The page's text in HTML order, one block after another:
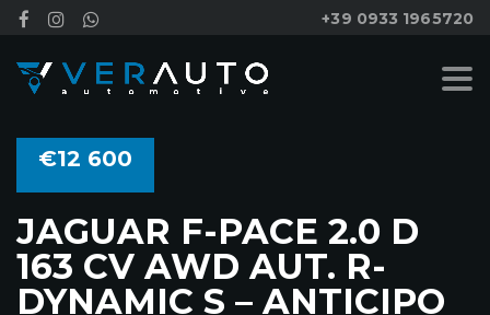
+39 0933 1965720
€12 600
JAGUAR F-PACE 2.0 D
163 CV AWD AUT. R-
DYNAMIC S – ANTICIPO